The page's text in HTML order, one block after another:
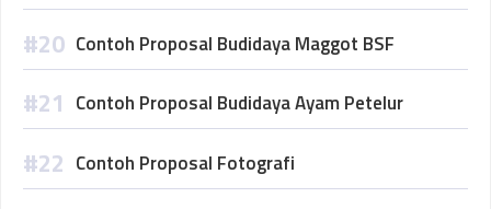
Contoh Proposal Budidaya Maggot BSF
Contoh Proposal Budidaya Ayam Petelur
Contoh Proposal Fotografi